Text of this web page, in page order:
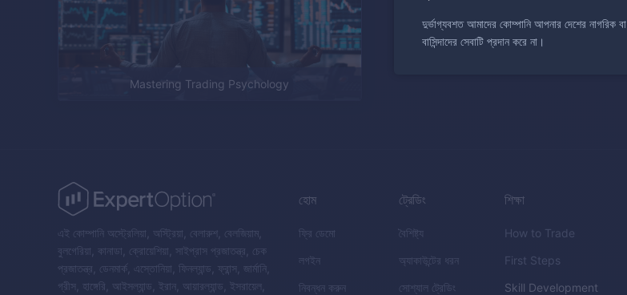
Mastering Trading Psychology
এই কোম্পানি অস্ট্রেলিয়া, অস্ট্রিয়া, বেলারুশ, বেলজিয়াম,
বুলগেরিয়া, কানাডা, ক্রোয়েশিয়া, সাইপ্রাস প্রজাতন্ত্র, চেক
প্রজাতন্ত্র, ডেনমার্ক, এস্তোনিয়া, ফিনল্যান্ড, ফ্রান্স, জার্মানি,
গ্রীস, হাঙ্গেরি, আইসল্যান্ড, ইরান, আয়ারল্যান্ড, ইসরায়েল,
হোম
ফ্রি ডেমো
লগইন
নিবন্ধন করুন
ট্রেডিং
বৈশিষ্ট্য
অ্যাকাউন্টের ধরন
সোশ্যাল ট্রেডিং
শিক্ষা
How to Trade
First Steps
Skill Development
দুর্ভাগ্যবশত আমাদের কোম্পানি আপনার দেশের নাগরিক বা
বাসিন্দাদের সেবাটি প্রদান করে না।